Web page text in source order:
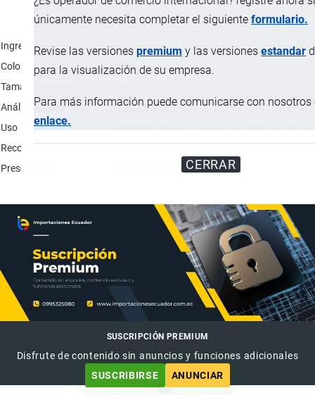
únicamente necesita completar el siguiente formulario.
Revise las versiones premium y las versiones estandar
para la visualización de su empresa.
Para más información puede comunicarse con nosotros
enlace.
CERRAR
Característica
Ingredientes
Proteína de origen vegetal 48.81%;
Color
Café.
Tamaño de la partícula
Análisis garantizado
Proteína mín. 35.00%; Cenizas máx. 14.00%;
Uso
Recomendaciones de uso
Presentación
SUSCRIPCIÓN PREMIUM
Disfrute de contenido sin anuncios y funciones adicionales
SUSCRIBIRSE
ANUNCIAR